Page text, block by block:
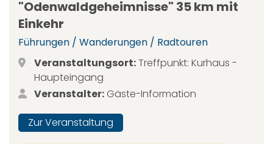
"Odenwaldgeheimnisse" 35 km mit
Einkehr
Führungen / Wanderungen / Radtouren
Veranstaltungsort:Treffpunkt: Kurhaus -
Haupteingang
Veranstalter: Gäste-Information
Zur Veranstaltung